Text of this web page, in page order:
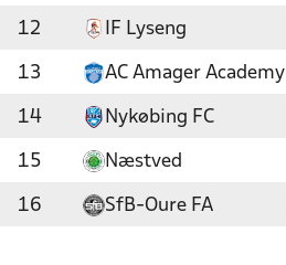
12 IF Lyseng
13 AC Amager Academy
14 Nykøbing FC
15 Næstved
16 SfB-Oure FA